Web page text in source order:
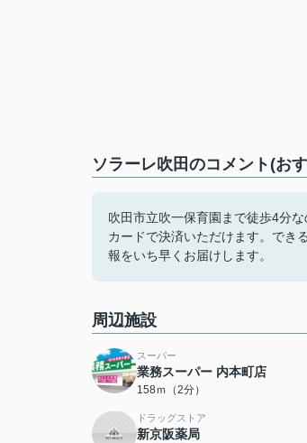
ソラーレ吹田のコメント(お
吹田市立吹一保育園まで徒歩4分
カードで決済いただけます。でき
報をいち早くお届けします。
周辺施設
スーパー
業務スーパー 内本町店
158ｍ（2分）
ドラッグストア
新京阪薬局